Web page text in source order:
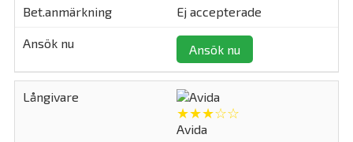
Ej accepterade
Ansök nu
★★★☆☆
Avida